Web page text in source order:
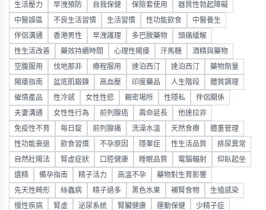
生活壓力 早洩預防 自我保健 保險套使用 器質性勃起障礙
中醫誤區 不良生活習慣 生活習慣 性功能飲食 中醫養生
伴侶溝通 香港男性 早洩護理 多巴胺藥物 頭痛緩解
性生活改善 藥效持續時間 心理性陽痿 汗馬糖 酒精與藥物
空腹服用 伐地那非 療程服用 達泊西汀 達泊西汀 藥物劑量
陽痿指南 盆底肌鍛鍊 高血壓 印度藥品 人生階段 體質調理
催情產品 性冷感 女性性慾 親密場所 性隱私 伴侶關係
夫妻溝通 女性性行為 前列腺癌 壽命延長 他達拉非
免疫性不育 每日錠 前列腺痛 洗澡水溫 天然食療 體重管理
性功能衰退 飲食習慣 不孕原因 隱睾症 性生活品質 排尿異常
自然壯陽法 腎虛症狀 口腔健康 睡眠品質 電腦輻射 仰臥起坐
遺精 備孕指南 精子活力 高溫不孕 藥物對生育影響
先天性畸形 絲蟲病 精子過多 黑色水果 補腎食物 生殖感染
慢性疾病 腎虛 泌尿系統 腎臟健康 運動保健 少精子症